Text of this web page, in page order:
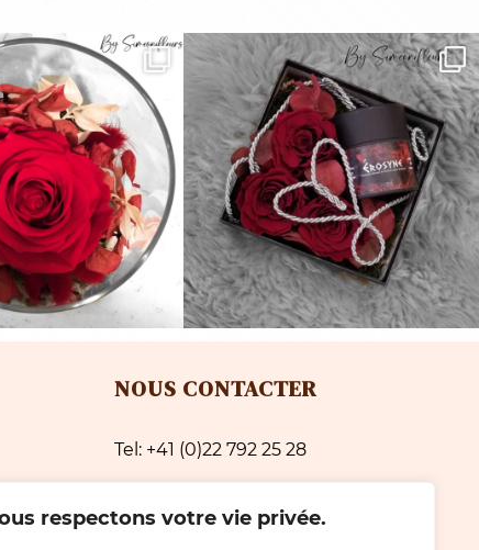
respectons votre vie privée.
NOUS CONTACTER
Tel: +41 (0)22 792 25 28